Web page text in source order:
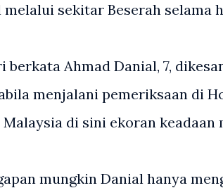
melalui sekitar Beserah selama
berkata Ahmad Danial, 7,
menjalani pemeriksaan di
di sini ekoran keadaan
mungkin Danial hanya